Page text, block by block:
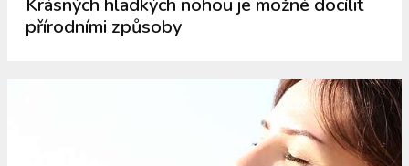
Krásných hladkých nohou je možné docílit
přírodními způsoby